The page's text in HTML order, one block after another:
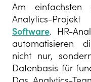
Am
Analytics-
Software. HR-
automatisieren
nicht nur,
Datenbasis für